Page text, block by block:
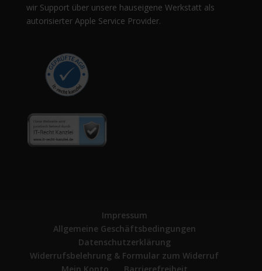
wir Support über unsere hauseigene Werkstatt als
autorisierter Apple Service Provider.
Impressum
Allgemeine Geschäftsbedingungen
Datenschutzerklärung
Widerrufsbelehrung & Formular zum Widerruf